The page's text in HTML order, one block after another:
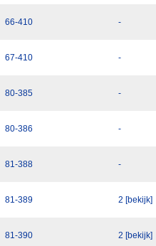
66-410 -
67-410 -
80-385 -
80-386 -
81-388 -
81-389 2 [bekijk]
81-390 2 [bekijk]